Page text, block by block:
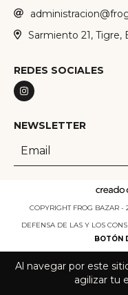
Al navegar por este
agilizar tu
Sarmiento 21, Tigre,
REDES SOCIALES
NEWSLETTER
COPYRIGHT FROG BAZAR -
DEFENSA DE LAS Y LOS
BOTÓN